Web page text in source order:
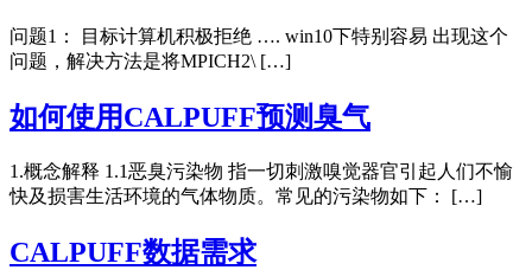
问题1： 目标计算机积极拒绝 …. win10下特别容易 出现这个
问题，解决方法是将MPICH2\ […]
如何使用CALPUFF预测臭气
1.概念解释 1.1恶臭污染物 指一切刺激嗅觉器官引起人们不愉
快及损害生活环境的气体物质。常见的污染物如下： […]
CALPUFF数据需求